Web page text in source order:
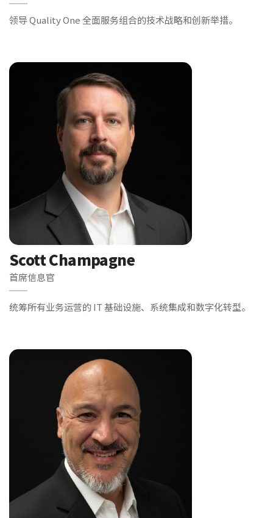
领导 Quality One 全面服务组合的技术战略和创新举措。
Scott Champagne
首席信息官
统筹所有业务运营的 IT 基础设施、系统集成和数字化转型。